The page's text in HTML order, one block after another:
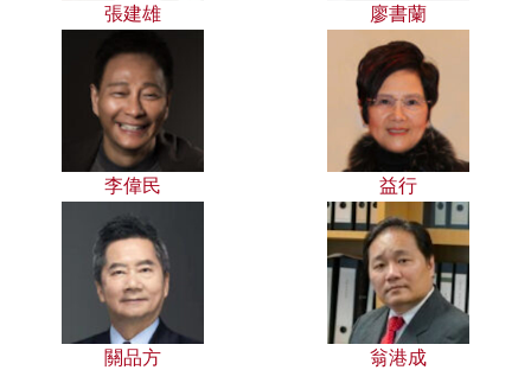
張建雄 廖書蘭
李偉民 益行
關品方 翁港成